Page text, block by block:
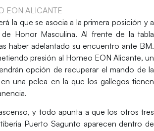
EON ALICANTE
la que se asocia a la primera posición y a
de Honor Masculina. Al frente de la tabla
haber adelantado su encuentro ante BM.
presión al Horneo EON Alicante, un
opción de recuperar el mando de la
una pelea en la que los gallegos tienen
y todo apunta a que los otros tres
Puerto Sagunto aparecen dentro de